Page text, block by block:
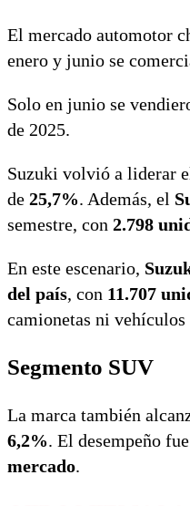
El mercado automotor
enero y junio se
Solo en junio se
de 2025.
Suzuki volvió a liderar
de 25,7%. Además, el
semestre, con 2.798
En este escenario,
del país, con 11.707
camionetas ni vehículos
Segmento SUV
La marca también
6,2%. El desempeño
mercado.